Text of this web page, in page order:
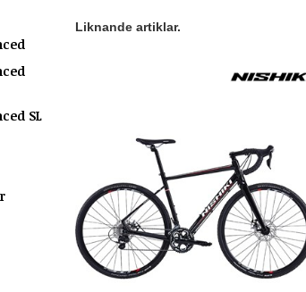
SL
Liknande artiklar.